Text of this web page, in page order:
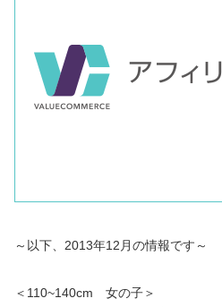
～以下、2013年12月の情報です～
＜110~140cm 女の子＞